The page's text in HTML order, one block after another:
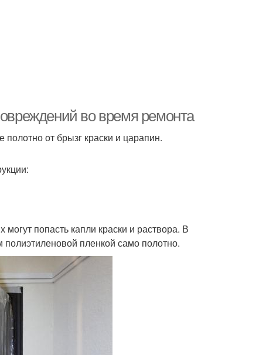
во время ремонта
от брызг краски и царапин.
попасть капли краски и раствора. В
пленкой само полотно.